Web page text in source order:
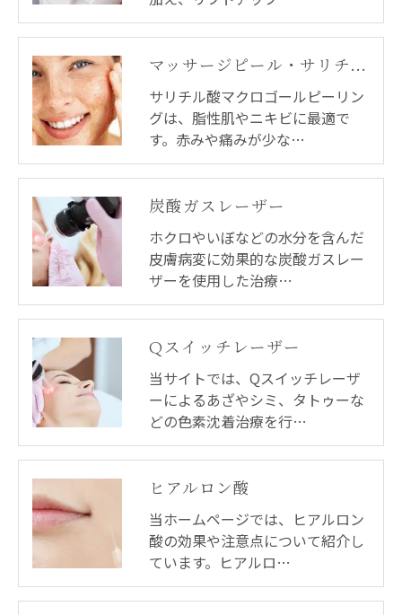
マッサージピール・サリチル酸マクロゴールピーリング
サリチル酸マクロゴールピーリン
グは、脂性肌やニキビに最適で
す。赤みや痛みが少な…
炭酸ガスレーザー
ホクロやいぼなどの水分を含んだ
皮膚病変に効果的な炭酸ガスレー
ザーを使用した治療…
Qスイッチレーザー
当サイトでは、Qスイッチレーザ
ーによるあざやシミ、タトゥーな
どの色素沈着治療を行…
ヒアルロン酸
当ホームページでは、ヒアルロン
酸の効果や注意点について紹介し
ています。ヒアルロ…